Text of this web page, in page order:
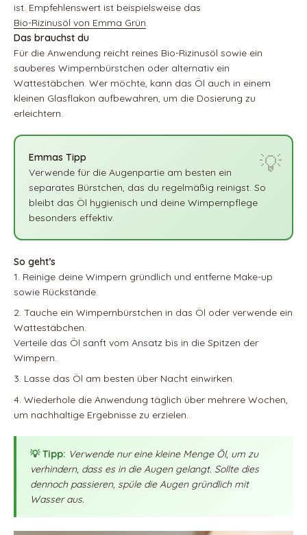
ist. Empfehlenswert ist beispielsweise das
Bio-Rizinusöl von Emma Grün
Das brauchst du
Für die Anwendung reicht reines Bio-Rizinusöl sowie ein
sauberes Wimpernbürstchen oder alternativ ein
Wattestäbchen. Wer möchte, kann das Öl auch in einem
kleinen Glasflakon aufbewahren, um die Dosierung zu
erleichtern.
Emmas Tipp
Verwende für die Augenpartie am besten ein
separates Bürstchen, das du regelmäßig reinigst. So
bleibt das Öl hygienisch und deine Wimpernpflege
besonders effektiv.
So geht’s
Reinige deine Wimpern gründlich und entferne Make-up
sowie Rückstände.
Tauche ein Wimpernbürstchen in das Öl oder verwende ein
Wattestäbchen.
Verteile das Öl sanft vom Ansatz bis in die Spitzen der
Wimpern.
Lasse das Öl am besten über Nacht einwirken.
Wiederhole die Anwendung täglich über mehrere Wochen,
um nachhaltige Ergebnisse zu erzielen.
Verwende nur eine kleine Menge Öl, um zu
verhindern, dass es in die Augen gelangt. Sollte dies
dennoch passieren, spüle die Augen gründlich mit
Wasser aus.